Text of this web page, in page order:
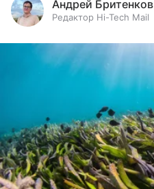
Андрей Бритенков
Редактор Hi-Tech Mail